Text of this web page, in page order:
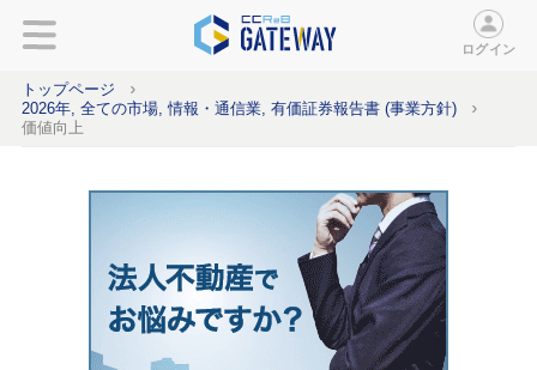
ログイン
トップページ
2026年, 全ての市場, 情報・通信業, 有価証券報告書 (事業方針)
価値向上